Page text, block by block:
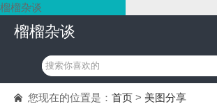
榴榴杂谈
榴榴杂谈
您现在的位置是： 首页 > 美图分享